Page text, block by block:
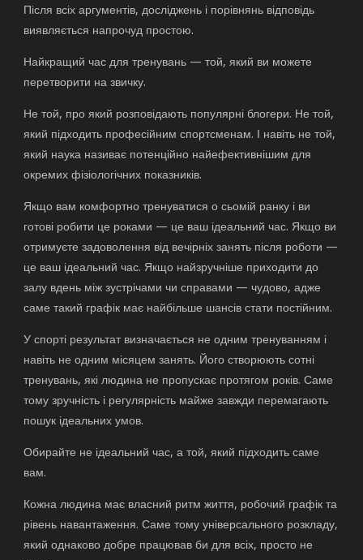
Після всіх аргументів, досліджень і порівнянь відповідь
виявляється напрочуд простою.
Найкращий час для тренувань — той, який ви можете
перетворити на звичку.
Не той, про який розповідають популярні блогери. Не той,
який підходить професійним спортсменам. І навіть не той,
який наука називає потенційно найефективнішим для
окремих фізіологічних показників.
Якщо вам комфортно тренуватися о сьомій ранку і ви
готові робити це роками — це ваш ідеальний час. Якщо ви
отримуєте задоволення від вечірніх занять після роботи —
це ваш ідеальний час. Якщо найзручніше приходити до
залу вдень між зустрічами чи справами — чудово, адже
саме такий графік має найбільше шансів стати постійним.
У спорті результат визначається не одним тренуванням і
навіть не одним місяцем занять. Його створюють сотні
тренувань, які людина не пропускає протягом років. Саме
тому зручність і регулярність майже завжди перемагають
пошук ідеальних умов.
Обирайте не ідеальний час, а той, який підходить саме
вам.
Кожна людина має власний ритм життя, робочий графік та
рівень навантаження. Саме тому універсального розкладу,
який однаково добре працював би для всіх, просто не